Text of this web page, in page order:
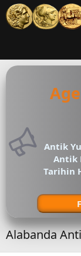
Antik
Antik
Tarihin
Alabanda